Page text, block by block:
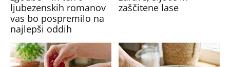
ljubezenskih romanov
vas bo pospremilo na
najlepši oddih
zaščitene lase